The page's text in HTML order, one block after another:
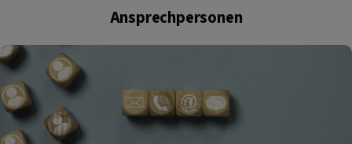
Ansprechpersonen